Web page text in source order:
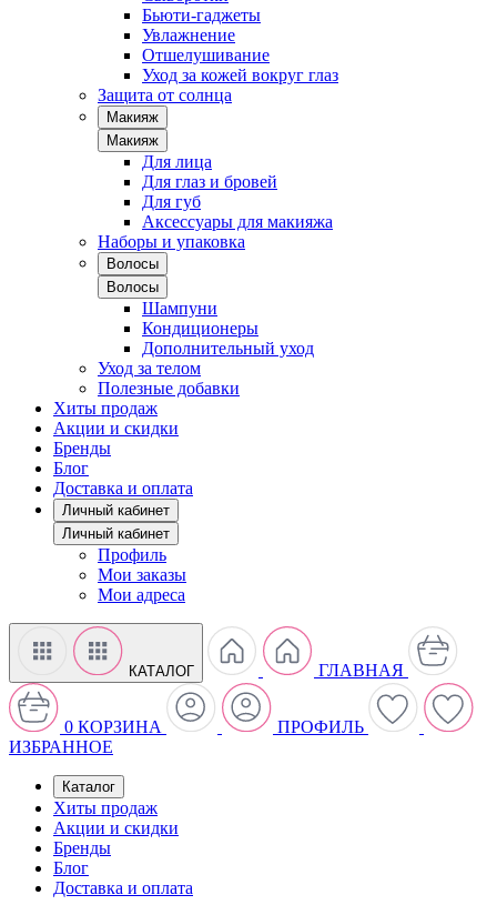
Бьюти-гаджеты
Увлажнение
Отшелушивание
Уход за кожей вокруг глаз
Защита от солнца
Макияж
Макияж
Для лица
Для глаз и бровей
Для губ
Аксессуары для макияжа
Наборы и упаковка
Волосы
Волосы
Шампуни
Кондиционеры
Дополнительный уход
Уход за телом
Полезные добавки
Хиты продаж
Акции и скидки
Бренды
Блог
Доставка и оплата
Личный кабинет
Личный кабинет
Профиль
Мои заказы
Мои адреса
КАТАЛОГ ГЛАВНАЯ
0 КОРЗИНА
ПРОФИЛЬ
ИЗБРАННОЕ
Каталог
Хиты продаж
Акции и скидки
Бренды
Блог
Доставка и оплата